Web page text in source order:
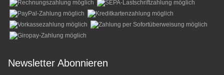
Newsletter Abonnieren